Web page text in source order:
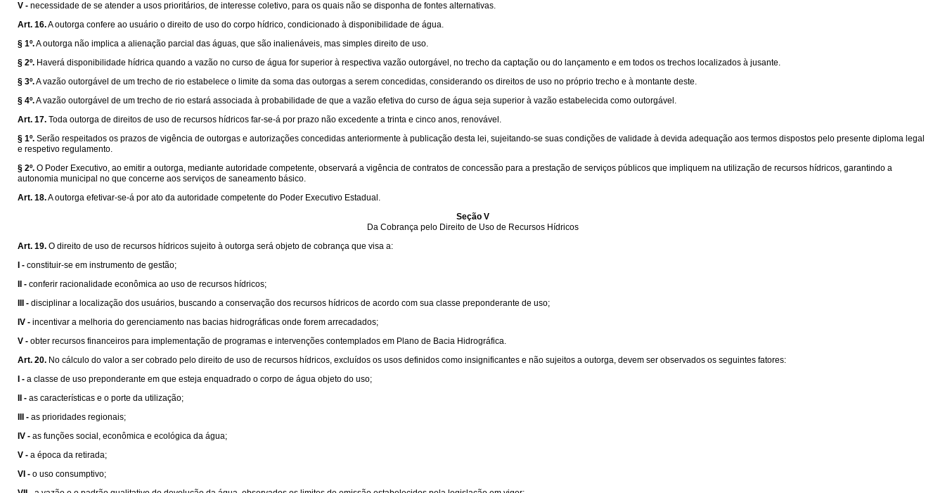
V - necessidade de se atender a usos prioritários, de interesse coletivo, para os quais não se disponha de fontes alternativas.
Art. 16.A outorga confere ao usuário o direito de uso do corpo hídrico, condicionado à disponibilidade de água.
§ 1º.A outorga não implica a alienação parcial das águas, que são inalienáveis, mas simples direito de uso.
§ 2º. Haverá disponibilidade hídrica quando a vazão no curso de água for superior à respectiva vazão outorgável, no trecho da captação ou do lançamento e em todos os trechos localizados à jusante.
§ 3º.A vazão outorgável de um trecho de rio estabelece o limite da soma das outorgas a serem concedidas, considerando os direitos de uso no próprio trecho e à montante deste.
§ 4º.A vazão outorgável de um trecho de rio estará associada à probabilidade de que a vazão efetiva do curso de água seja superior à vazão estabelecida como outorgável.
Art. 17. Toda outorga de direitos de uso de recursos hídricos far-se-á por prazo não excedente a trinta e cinco anos, renovável.
§ 1º. Serão respeitados os prazos de vigência de outorgas e autorizações concedidas anteriormente à publicação desta lei, sujeitando-se suas condições de validade à devida adequação aos termos dispostos pelo presente diploma legal
e respetivo regulamento.
§ 2º. O Poder Executivo, ao emitir a outorga, mediante autoridade competente, observará a vigência de contratos de concessão para a prestação de serviços públicos que impliquem na utilização de recursos hídricos, garantindo a
autonomia municipal no que concerne aos serviços de saneamento básico.
Art. 18.A outorga efetivar-se-á por ato da autoridade competente do Poder Executivo Estadual.
Seção V
Da Cobrança pelo Direito de Uso de Recursos Hídricos
Art. 19. O direito de uso de recursos hídricos sujeito à outorga será objeto de cobrança que visa a:
I - constituir-se em instrumento de gestão;
II - conferir racionalidade econômica ao uso de recursos hídricos;
III - disciplinar a localização dos usuários, buscando a conservação dos recursos hídricos de acordo com sua classe preponderante de uso;
IV - incentivar a melhoria do gerenciamento nas bacias hidrográficas onde forem arrecadados;
V - obter recursos financeiros para implementação de programas e intervenções contemplados em Plano de Bacia Hidrográfica.
Art. 20. No cálculo do valor a ser cobrado pelo direito de uso de recursos hídricos, excluídos os usos definidos como insignificantes e não sujeitos a outorga, devem ser observados os seguintes fatores:
I - a classe de uso preponderante em que esteja enquadrado o corpo de água objeto do uso;
II - as características e o porte da utilização;
III - as prioridades regionais;
IV - as funções social, econômica e ecológica da água;
V - a época da retirada;
VI - o uso consumptivo;